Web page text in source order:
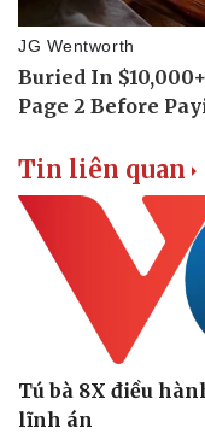
Doanh nghiệp
Thông tin doanh nghiệp
Doanh nghiệp 24h
Doanh nhân
Vì cộng đồng
Tin liên quan
Tú bà 8X điều
lĩnh án